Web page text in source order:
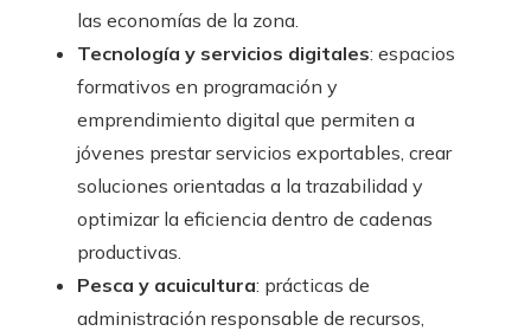
las economías de la zona.
Tecnología y servicios digitales: espacios
formativos en programación y
emprendimiento digital que permiten a
jóvenes prestar servicios exportables, crear
soluciones orientadas a la trazabilidad y
optimizar la eficiencia dentro de cadenas
productivas.
Pesca y acuicultura: prácticas de
administración responsable de recursos,